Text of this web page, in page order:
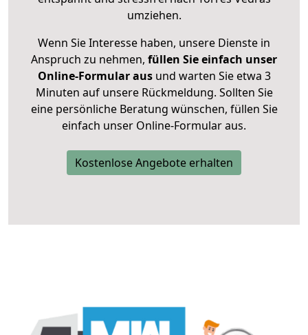
umziehen.
Wenn Sie Interesse haben, unsere Dienste in
Anspruch zu nehmen, füllen Sie einfach unser
Online-Formular ausund warten Sie etwa 3
Minuten auf unsere Rückmeldung. Sollten Sie
eine persönliche Beratung wünschen, füllen Sie
einfach unser Online-Formular aus.
Kostenlose Angebote erhalten